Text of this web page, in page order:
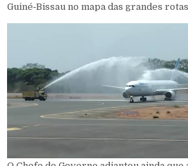
Guiné‑Bissau no mapa das grandes